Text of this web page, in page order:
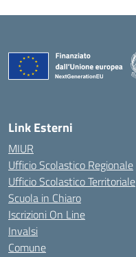
Link Esterni
MIUR
Ufficio Scolastico Regionale
Ufficio Scolastico Territoriale
Scuola in Chiaro
Iscrizioni On Line
Invalsi
Comune